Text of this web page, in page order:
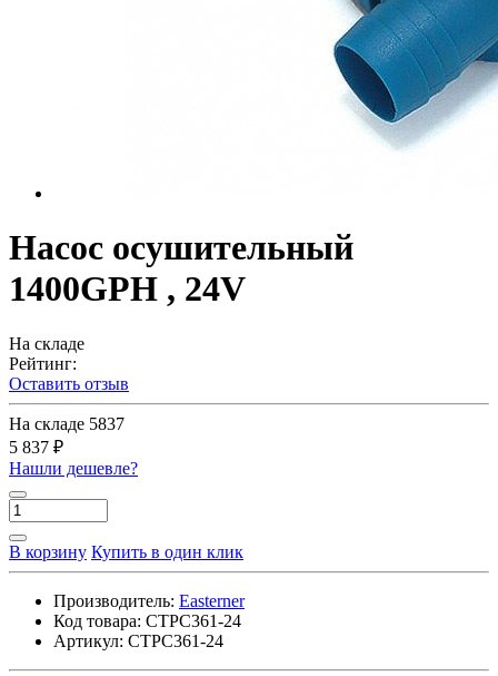
Насос осушительный
1400GPH , 24V
На складе
Рейтинг:
Оставить отзыв
На складе 5837
5 837 ₽
Нашли дешевле?
В корзину Купить в один клик
Производитель: Easterner
Код товара: CTPC361-24
Артикул: CTPC361-24